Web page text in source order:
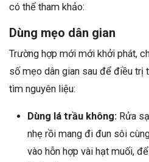
có thể tham khảo:
Dùng mẹo dân gian
Trường hợp mới mới khởi phát,
số mẹo dân gian sau để điều trị
tìm nguyên liệu:
Dùng lá trầu không: Rửa
nhẹ rồi mang đi đun sôi
vào hỗn hợp vài hạt muối,